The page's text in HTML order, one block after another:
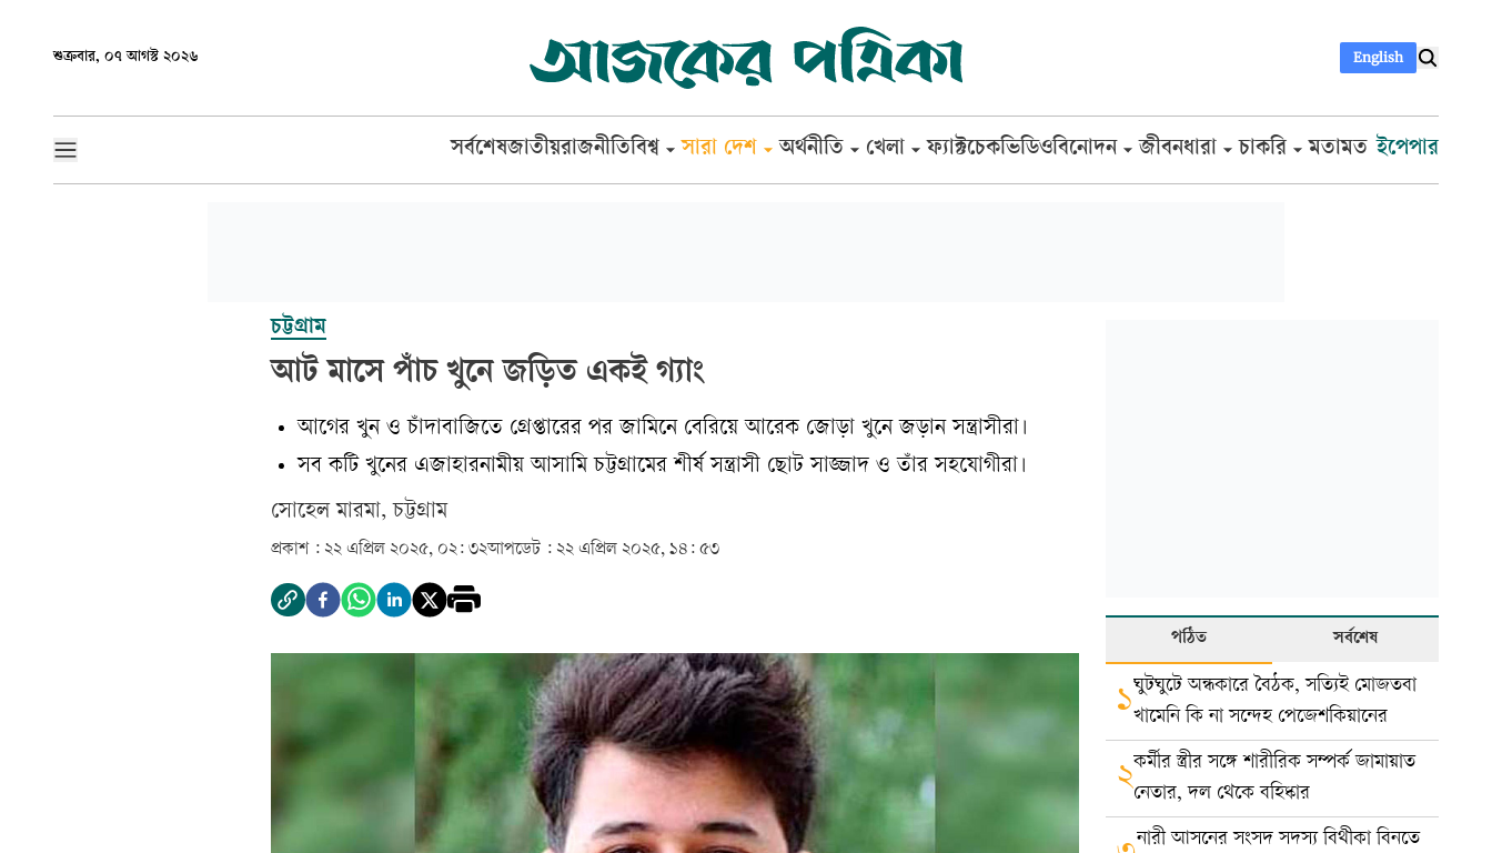
শুক্রবার, ০৭ আগস্ট ২০২৬ English
সর্বশেষজাতীয়রাজনীতিবিশ্ব সারা দেশ অর্থনীতি খেলা ফ্যাক্টচেকভিডিওবিনোদন জীবনধারা চাকরি মতামত ইপেপার
চট্টগ্রাম
আট মাসে পাঁচ খুনে জড়িত একই গ্যাং
আগের খুন ও চাঁদাবাজিতে গ্রেপ্তারের পর জামিনে বেরিয়ে আরেক জোড়া খুনে জড়ান সন্ত্রাসীরা।
সব কটি খুনের এজাহারনামীয় আসামি চট্টগ্রামের শীর্ষ সন্ত্রাসী ছোট সাজ্জাদ ও তাঁর সহযোগীরা।
সোহেল মারমা, চট্টগ্রাম
প্রকাশ : ২২ এপ্রিল ২০২৫, ০২: ৩২আপডেট : ২২ এপ্রিল ২০২৫, ১৪: ৫৩
পঠিত সর্বশেষ
১ঘুটঘুটে অন্ধকারে বৈঠক, সত্যিই মোজতবা
খামেনি কি না সন্দেহ পেজেশকিয়ানের
২কর্মীর স্ত্রীর সঙ্গে শারীরিক সম্পর্ক জামায়াত
নেতার, দল থেকে বহিষ্কার
নারী আসনের সংসদ সদস্য বিথীকা বিনতে